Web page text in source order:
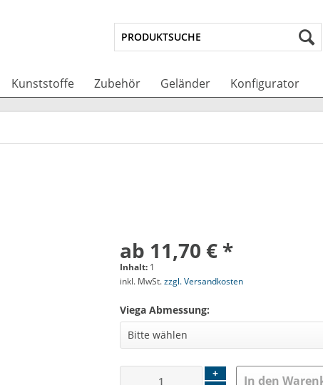
Kunststoffe Zubehör Geländer Konfigurator
ab 11,70 € *
Inhalt: 1
inkl. MwSt.zzgl. Versandkosten
Viega Abmessung:
+
In den